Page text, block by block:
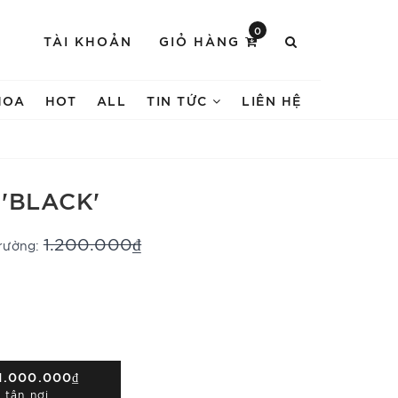
TÀI KHOẢN GIỎ HÀNG
0
HOT ALL TIN TỨC LIÊN HỆ
1.200.000₫
tận nơi